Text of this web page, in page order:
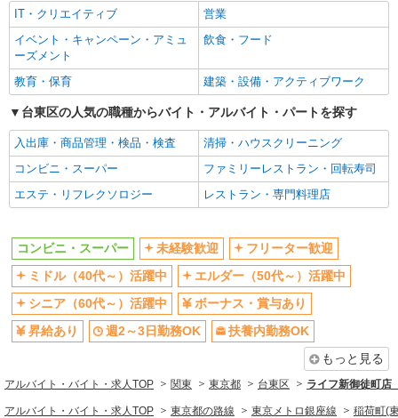
昇給あり
週2～3日勤務OK
扶養内勤務OK
交通費支給
社会保険あり
販売・接客サービス
コンビニ・スーパー
同じ特徴から求人を探す
ボーナス・賞与あり
週2～3日勤務OK
扶養内勤務OK
交通費支給
社会保険あり
IT・クリエイティブ
営業
イベント・キャンペーン・アミュ
ーズメント
飲食・フード
教育・保育 建築・設備・アクティブワーク
台東区の人気の職種からバイト・アルバイト・パートを探す
入出庫・商品管理・検品・検査
清掃・ハウスクリーニング
コンビニ・スーパー
ファミリーレストラン・回転寿司
エステ・リフレクソロジー
レストラン・専門料理店
コンビニ・スーパー 未経験歓迎
フリーター歓迎
ミドル（40代～）活躍中
エルダー（50代～）活躍中
シニア（60代～）活躍中
ボーナス・賞与あり
昇給あり
週2～3日勤務OK
扶養内勤務OK
もっと見る
アルバイト・バイト・求人TOP 関東 東京都 台東区 ライフ新御徒町店
アルバイト・バイト・求人TOP 東京都の路線 東京メトロ銀座線 稲荷町(